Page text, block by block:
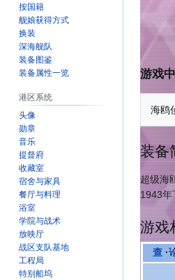
游戏
装备
超级海
1943年
游戏
查 ·
按国籍
舰娘获得方式
换装
深海舰队
装备图鉴
装备属性一览
港区系统
头像
勋章
音乐
提督府
收藏室
宿舍与家具
餐厅与料理
浴室
学院与战术
放映厅
战区支队基地
工程局
特别船坞